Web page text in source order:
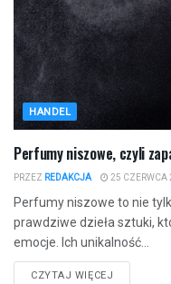
HANDEL
Perfumy niszowe, czyli
PRZEZ REDAKCJA 25 CZERWCA
Perfumy niszowe to nie
prawdziwe dzieła sztuki,
emocje. Ich unikalność...
CZYTAJ WIĘCEJ